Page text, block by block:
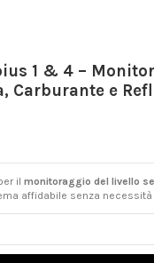
1 & 4 –
Carburante e
il monitoraggio del livello
affidabile senza